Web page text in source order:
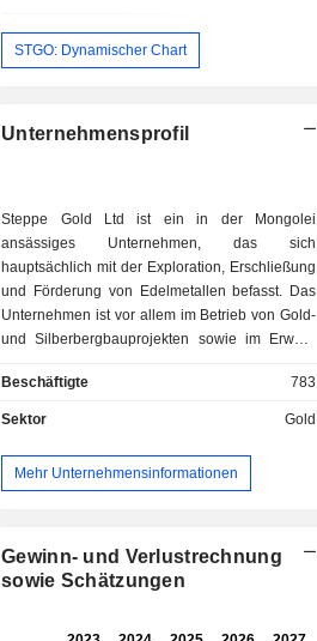
STGO: Dynamischer Chart
Unternehmensprofil
Steppe Gold Ltd ist ein in der Mongolei
ansässiges Unternehmen, das sich
hauptsächlich mit der Exploration, Erschließung
und Förderung von Edelmetallen befasst. Das
Unternehmen ist vor allem im Betrieb von Gold-
und Silberbergbauprojekten sowie im Erwerb
Mineralressourcen tätig.
Beschäftigte 783
Sektor Gold
Mehr Unternehmensinformationen
Gewinn- und Verlustrechnung
sowie Schätzungen